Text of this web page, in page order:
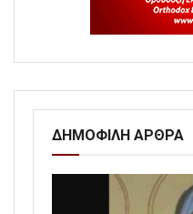
ΔΗΜΟΦΙΛΗ ΑΡΘΡΑ